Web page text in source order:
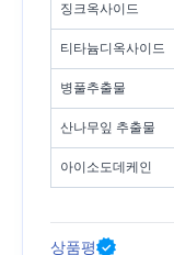
징크옥사이드
티타늄디옥사이드
병풀추출물
산나무잎 추출물
아이소도데케인
상품평